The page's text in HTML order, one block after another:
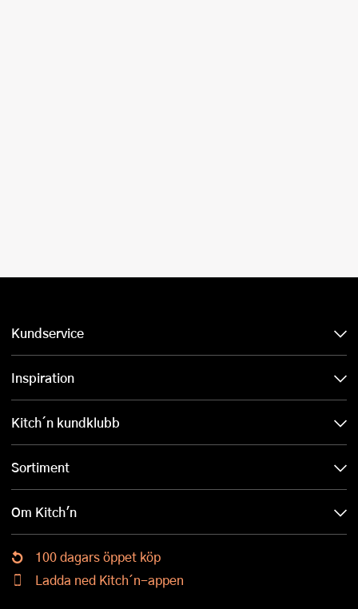
Kundservice
Inspiration
Kitch´n kundklubb
Sortiment
Om Kitch'n
100 dagars öppet köp
Ladda ned Kitch´n-appen